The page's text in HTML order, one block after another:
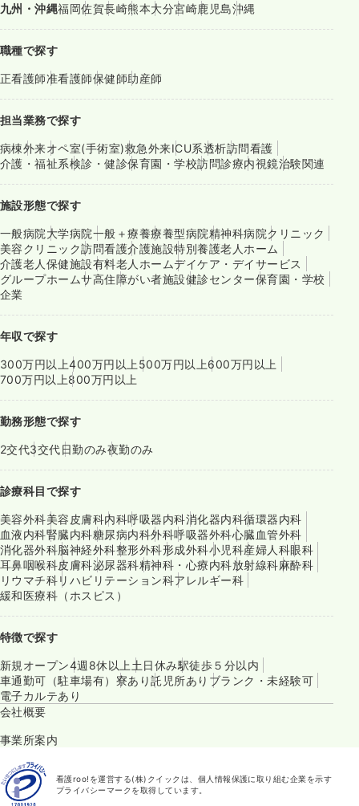
九州・沖縄福岡佐賀長崎熊本大分宮崎鹿児島沖縄
職種で探す
正看護師准看護師保健師助産師
担当業務で探す
病棟外来オペ室(手術室)救急外来ICU系透析訪問看護
介護・福祉系検診・健診保育園・学校訪問診療内視鏡治験関連
施設形態で探す
一般病院大学病院一般＋療養療養型病院精神科病院クリニック
美容クリニック訪問看護介護施設特別養護老人ホーム
介護老人保健施設有料老人ホームデイケア・デイサービス
グループホームサ高住障がい者施設健診センター保育園・学校
企業
年収で探す
300万円以上400万円以上 500万円以上600万円以上
700万円以上800万円以上
勤務形態で探す
2交代3交代日勤のみ夜勤のみ
診療科目で探す
美容外科美容皮膚科内科呼吸器内科消化器内科循環器内科
血液内科腎臓内科糖尿病内科外科呼吸器外科心臓血管外科
消化器外科脳神経外科整形外科形成外科小児科産婦人科眼科
耳鼻咽喉科皮膚科泌尿器科精神科・心療内科放射線科麻酔科
リウマチ科リハビリテーション科アレルギー科
緩和医療科（ホスピス）
特徴で探す
新規オープン4週8休以上 土日休み駅徒歩５分以内
車通勤可（駐車場有） 寮あり託児所あり ブランク・未経験可
電子カルテあり
会社概要
事業所案内
看護roo!を運営する(株)クイックは、個人情報保護に取り組む企業を示す
プライバシーマークを取得しています。